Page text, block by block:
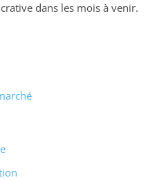
dans les mois à venir.